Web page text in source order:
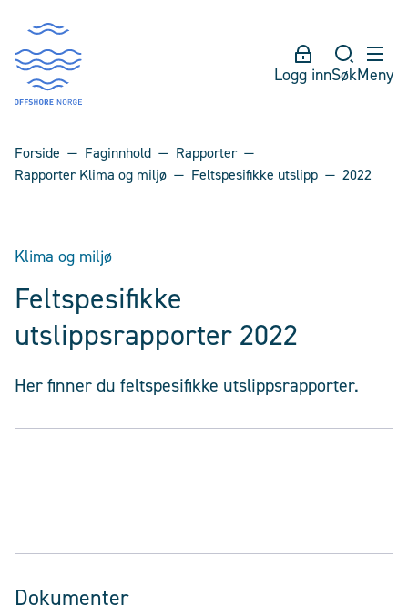
Logg innSøkMeny
Forside Faginnhold
Rapporter
Rapporter Klima og miljø
Feltspesifikke utslipp 2022
Klima og miljø
Feltspesifikke
utslippsrapporter 2022
Her finner du feltspesifikke utslippsrapporter.
Dokumenter